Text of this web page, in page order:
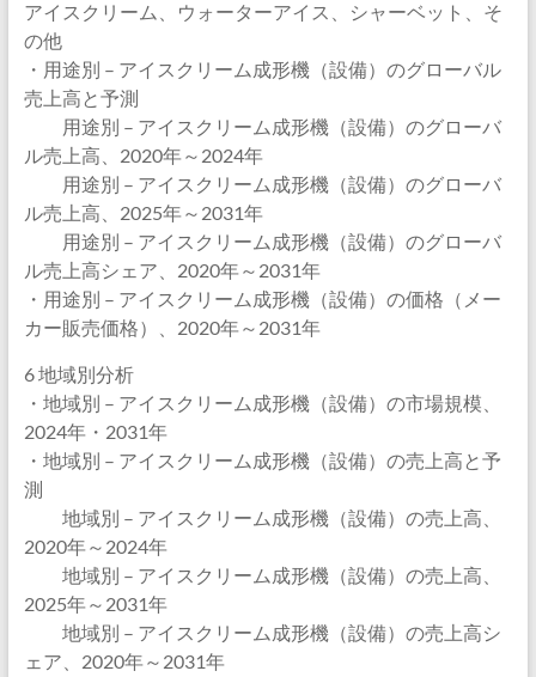
アイスクリーム、ウォーターアイス、シャーベット、そ
の他
・用途別 – アイスクリーム成形機（設備）のグローバル
売上高と予測
用途別 – アイスクリーム成形機（設備）のグローバ
ル売上高、2020年～2024年
用途別 – アイスクリーム成形機（設備）のグローバ
ル売上高、2025年～2031年
用途別 – アイスクリーム成形機（設備）のグローバ
ル売上高シェア、2020年～2031年
・用途別 – アイスクリーム成形機（設備）の価格（メー
カー販売価格）、2020年～2031年
6 地域別分析
・地域別 – アイスクリーム成形機（設備）の市場規模、
2024年・2031年
・地域別 – アイスクリーム成形機（設備）の売上高と予
測
地域別 – アイスクリーム成形機（設備）の売上高、
2020年～2024年
地域別 – アイスクリーム成形機（設備）の売上高、
2025年～2031年
地域別 – アイスクリーム成形機（設備）の売上高シ
ェア、2020年～2031年